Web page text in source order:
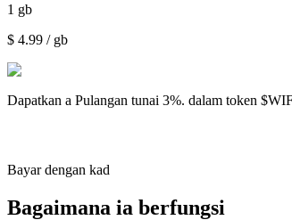
1 gb
$ 4.99 / gb
Dapatkan a Pulangan tunai 3%. dalam token
Bayar dengan kad
Bagaimana ia berfungsi